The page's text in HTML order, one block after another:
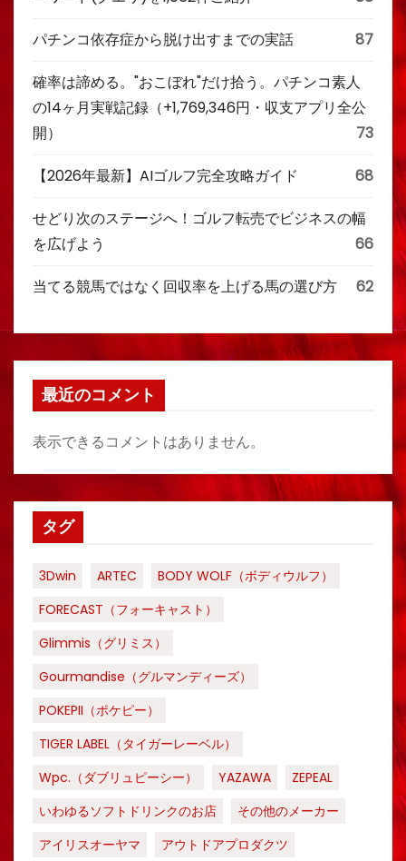
パチンコ依存症から脱け出すまでの実話 87
確率は諦める。"おこぼれ"だけ拾う。パチンコ素人
の14ヶ月実戦記録（+1,769,346円・収支アプリ全公
開）
73
【2026年最新】AIゴルフ完全攻略ガイド 68
せどり次のステージへ！ゴルフ転売でビジネスの幅
を広げよう
66
当てる競馬ではなく回収率を上げる馬の選び方 62
最近のコメント
表示できるコメントはありません。
タグ
3Dwin ARTEC
BODY WOLF（ボディウルフ）
FORECAST（フォーキャスト）
Glimmis（グリミス）
Gourmandise（グルマンディーズ）
POKEPII（ポケピー）
TIGER LABEL（タイガーレーベル）
Wpc.（ダブリュピーシー）
YAZAWA
ZEPEAL
いわゆるソフトドリンクのお店
その他のメーカー
アイリスオーヤマ
アウトドアプロダクツ